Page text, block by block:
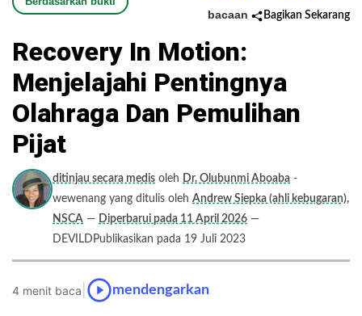
bacaan Bagikan Sekarang
Recovery In Motion:
Menjelajahi Pentingnya
Olahraga Dan Pemulihan
Pijat
ditinjau secara medis oleh Dr. Olubunmi Aboaba -
wewenang yang ditulis oleh Andrew Siepka (ahli kebugaran),
NSCA — Diperbarui pada 11 April 2026 —
DEVILDPublikasikan pada 19 Juli 2023
4 menit baca mendengarkan